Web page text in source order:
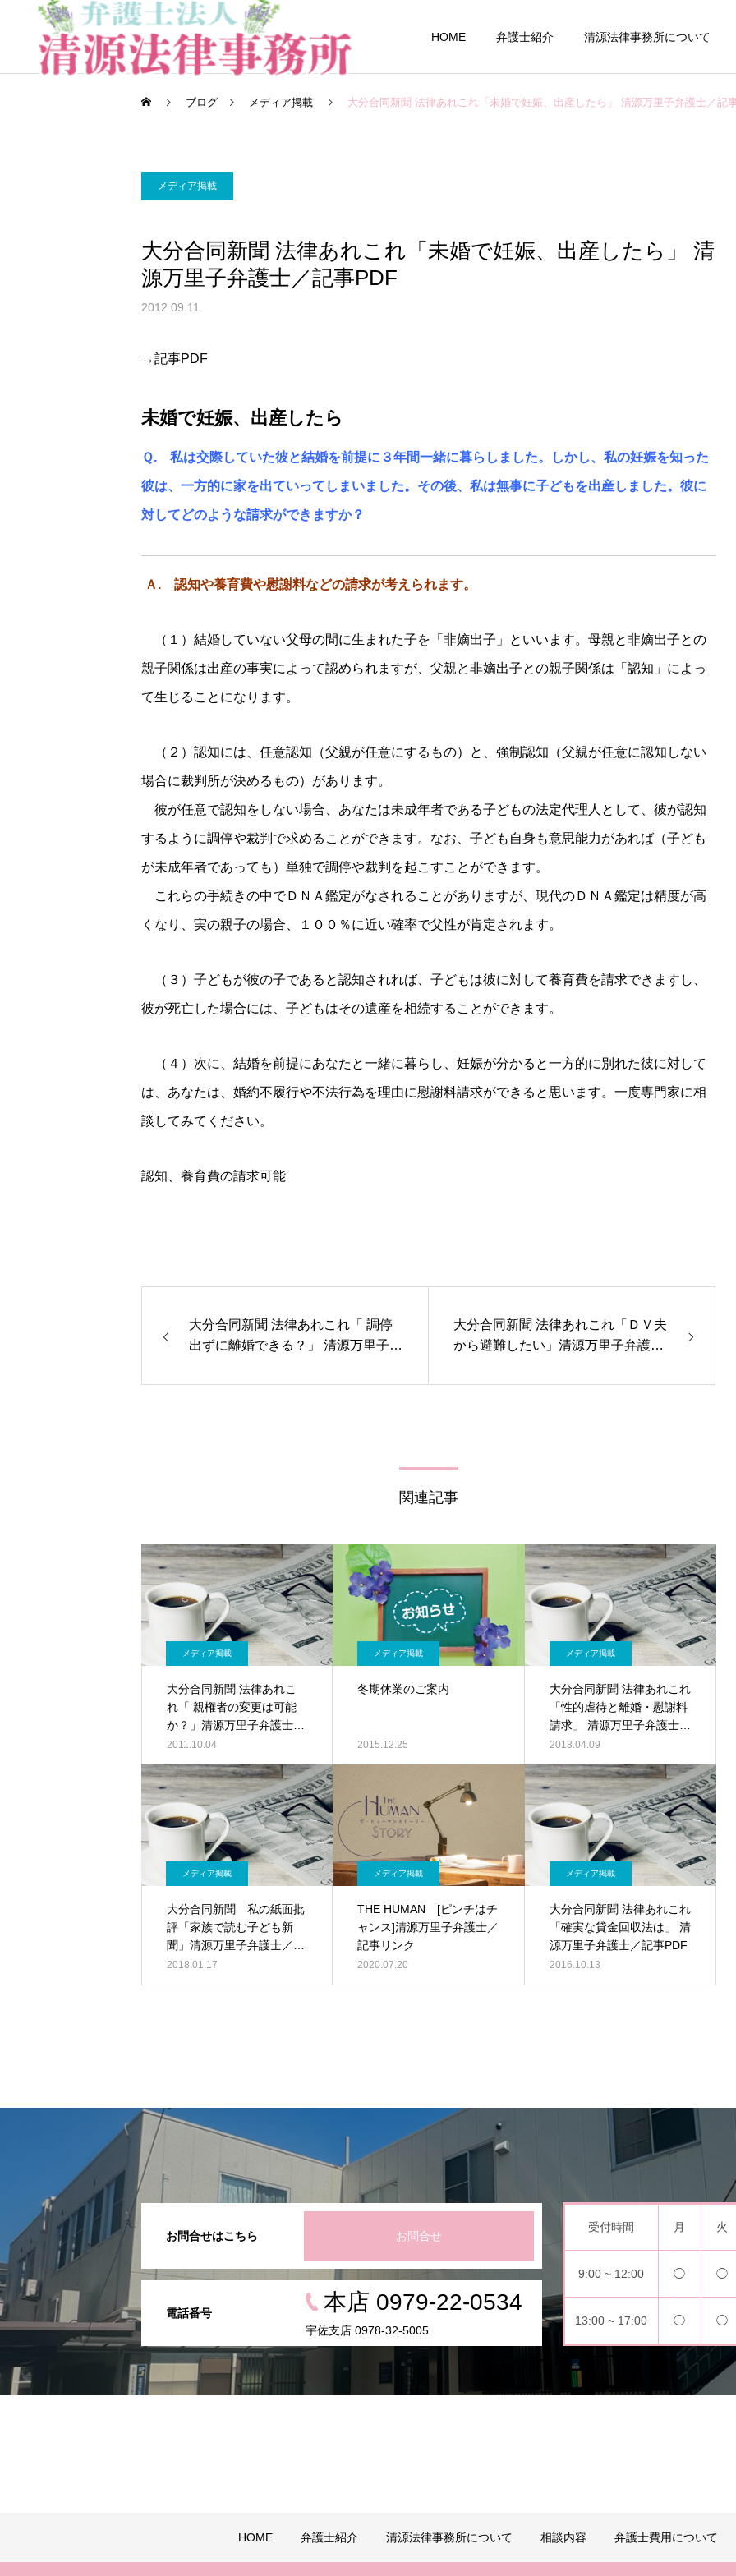
HOME 弁護士紹介 清源法律事務所について
労働問題
ブログ メディア掲載 大分合同新聞 法律あれこれ「未婚で妊娠、出産したら」 清源万里子弁護士／記
メディア掲載
大分合同新聞 法律あれこれ「未婚で妊娠、出産したら」 清
源万里子弁護士／記事PDF
2012.09.11
→記事PDF
未婚で妊娠、出産したら
Ｑ. 私は交際していた彼と結婚を前提に３年間一緒に暮らしました。しかし、私の妊娠を知った
彼は、一方的に家を出ていってしまいました。その後、私は無事に子どもを出産しました。彼に
対してどのような請求ができますか？
Ａ. 認知や養育費や慰謝料などの請求が考えられます。
（１）結婚していない父母の間に生まれた子を「非嫡出子」といいます。母親と非嫡出子との
親子関係は出産の事実によって認められますが、父親と非嫡出子との親子関係は「認知」によっ
て生じることになります。
（２）認知には、任意認知（父親が任意にするもの）と、強制認知（父親が任意に認知しない
場合に裁判所が決めるもの）があります。
彼が任意で認知をしない場合、あなたは未成年者である子どもの法定代理人として、彼が認知
するように調停や裁判で求めることができます。なお、子ども自身も意思能力があれば（子ども
が未成年者であっても）単独で調停や裁判を起こすことができます。
これらの手続きの中でＤＮＡ鑑定がなされることがありますが、現代のＤＮＡ鑑定は精度が高
くなり、実の親子の場合、１００％に近い確率で父性が肯定されます。
（３）子どもが彼の子であると認知されれば、子どもは彼に対して養育費を請求できますし、
彼が死亡した場合には、子どもはその遺産を相続することができます。
（４）次に、結婚を前提にあなたと一緒に暮らし、妊娠が分かると一方的に別れた彼に対して
は、あなたは、婚約不履行や不法行為を理由に慰謝料請求ができると思います。一度専門家に相
談してみてください。
認知、養育費の請求可能
大分合同新聞 法律あれこれ「 調停
出ずに離婚できる？」 清源万里子弁
大分合同新聞 法律あれこれ「ＤＶ夫
から避難したい」清源万里子弁護士
関連記事
メディア掲載
大分合同新聞 法律あれこ
れ「 親権者の変更は可能
か？」清源万里子弁護士／
記事PDF
2011.10.04
メディア掲載
冬期休業のご案内
2015.12.25
メディア掲載
大分合同新聞 法律あれこれ
「性的虐待と離婚・慰謝料
請求」 清源万里子弁護士／
記事PDF
2013.04.09
メディア掲載
大分合同新聞 私の紙面批
評「家族で読む子ども新
聞」清源万里子弁護士／記
事ＰＤＦ
2018.01.17
メディア掲載
THE HUMAN [ピンチはチ
ャンス]清源万里子弁護士／
記事リンク
2020.07.20
メディア掲載
大分合同新聞 法律あれこれ
「確実な貸金回収法は」 清
源万里子弁護士／記事PDF
2016.10.13
お問合せはこちら お問合せ
電話番号 本店 0979-22-0534
宇佐支店 0978-32-5005
受付時間 月 火
9:00 ~ 12:00 ◯ ◯
13:00 ~ 17:00 ◯ ◯
HOME 弁護士紹介 清源法律事務所について 相談内容 弁護士費用について